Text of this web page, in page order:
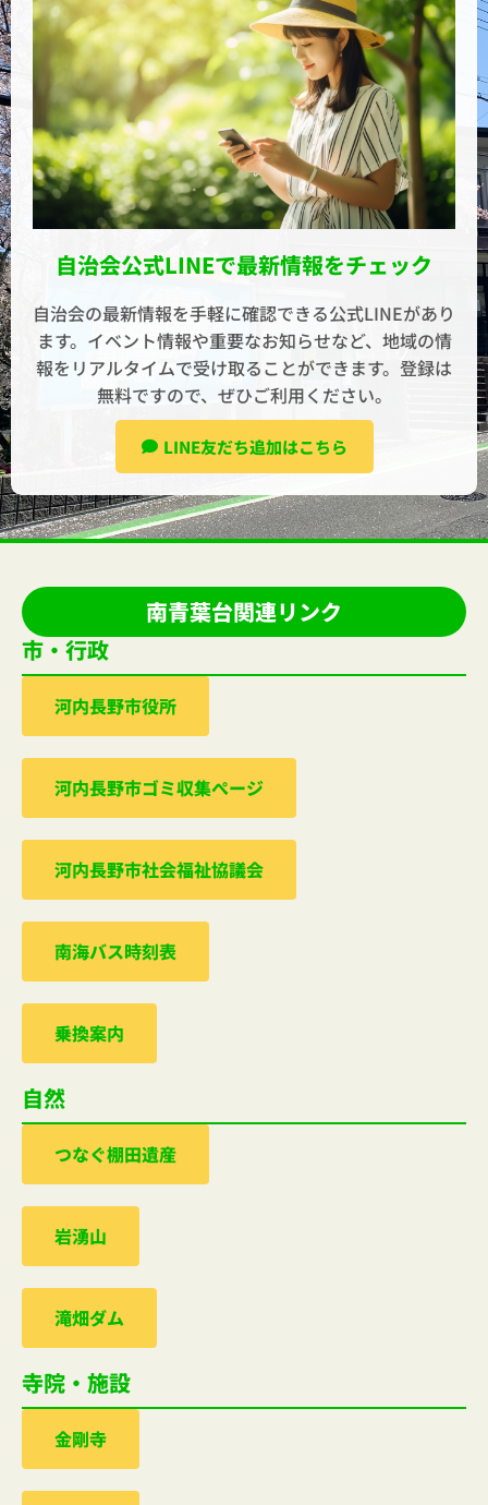
自治会公式LINEで最新情報をチェック
自治会の最新情報を手軽に確認できる公式LINEがあり
ます。イベント情報や重要なお知らせなど、地域の情
報をリアルタイムで受け取ることができます。登録は
無料ですので、ぜひご利用ください。
LINE友だち追加はこちら
南青葉台関連リンク
市・行政
河内⻑野市役所
河内⻑野市ゴミ収集ぺージ
河内⻑野市社会福祉協議会
南海バス時刻表
乗換案内
自然
つなぐ棚田遺産
岩湧山
滝畑ダム
寺院・施設
金剛寺